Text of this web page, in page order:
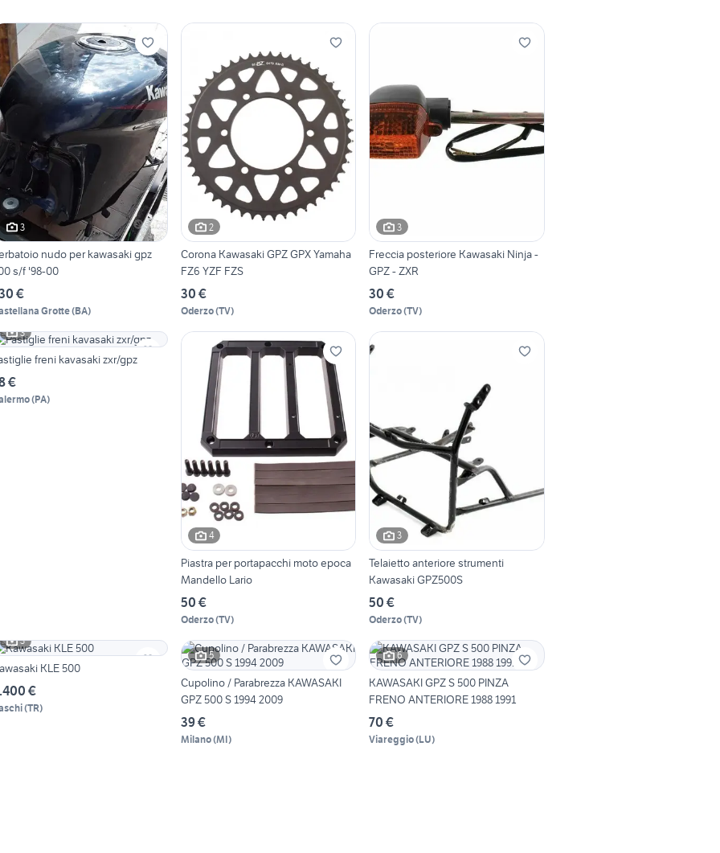
3
nudo per kawasaki gpz
s/f '98-00
€
Grotte(BA)
2
Corona Kawasaki GPZ GPX Yamaha
FZ6 YZF FZS
30 €
Oderzo(TV)
3
Freccia posteriore Kawasaki Ninja -
GPZ - ZXR
30 €
Oderzo(TV)
3
freni kavasaki zxr/gpz
€
(PA)
4
Piastra per portapacchi moto epoca
Mandello Lario
50 €
Oderzo(TV)
3
Telaietto anteriore strumenti
Kawasaki GPZ500S
50 €
Oderzo(TV)
3
KLE 500
€
(TR)
5
Cupolino / Parabrezza KAWASAKI
GPZ 500 S 1994 2009
39 €
Milano(MI)
6
KAWASAKI GPZ S 500 PINZA
FRENO ANTERIORE 1988 1991
70 €
Viareggio(LU)